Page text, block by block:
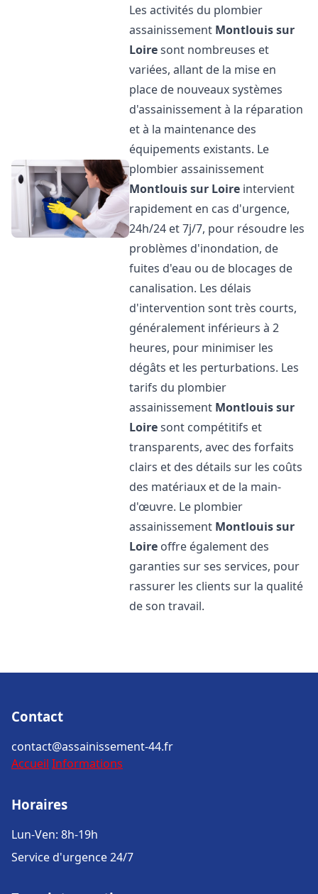
Les activités du plombier
assainissement Montlouis sur
Loiresont nombreuses et
variées, allant de la mise en
place de nouveaux systèmes
d'assainissement à la réparation
et à la maintenance des
équipements existants. Le
plombier assainissement
Montlouis sur Loire intervient
rapidement en cas d'urgence,
24h/24 et 7j/7, pour résoudre les
problèmes d'inondation, de
fuites d'eau ou de blocages de
canalisation. Les délais
d'intervention sont très courts,
généralement inférieurs à 2
heures, pour minimiser les
dégâts et les perturbations. Les
tarifs du plombier
assainissement Montlouis sur
Loiresont compétitifs et
transparents, avec des forfaits
clairs et des détails sur les coûts
des matériaux et de la main-
d'œuvre. Le plombier
assainissement Montlouis sur
Loire offre également des
garanties sur ses services, pour
rassurer les clients sur la qualité
de son travail.
Contact
contact@assainissement-44.fr
Accueil Informations
Horaires
Lun-Ven: 8h-19h
Service d'urgence 24/7